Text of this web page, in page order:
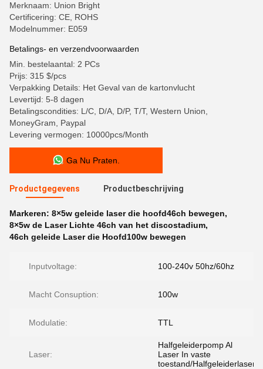
Merknaam: Union Bright
Certificering: CE, ROHS
Modelnummer: E059
Betalings- en verzendvoorwaarden
Min. bestelaantal: 2 PCs
Prijs: 315 $/pcs
Verpakking Details: Het Geval van de kartonvlucht
Levertijd: 5-8 dagen
Betalingscondities: L/C, D/A, D/P, T/T, Western Union,
MoneyGram, Paypal
Levering vermogen: 10000pcs/Month
Ga Nu Praten.
Productgegevens Productbeschrijving
Markeren: 8×5w geleide laser die hoofd46ch bewegen,
8×5w de Laser Lichte 46ch van het discostadium,
46ch geleide Laser die Hoofd100w bewegen
Inputvoltage: 100-240v 50hz/60hz
Macht Consuption: 100w
Modulatie: TTL
Laser:
Halfgeleiderpomp Al
Laser In vaste
toestand/Halfgeleiderlaser